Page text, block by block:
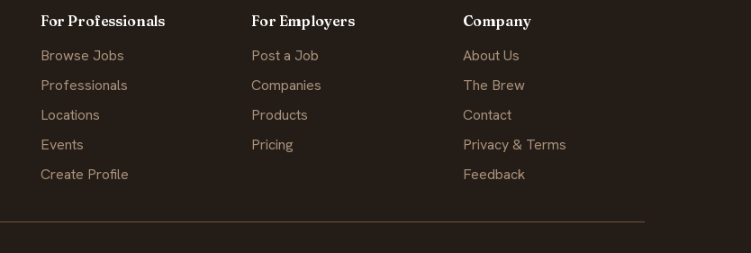
For Professionals
Browse Jobs
Professionals
Locations
Events
Create Profile
For Employers
Post a Job
Companies
Products
Pricing
Company
About Us
The Brew
Contact
Privacy & Terms
Feedback